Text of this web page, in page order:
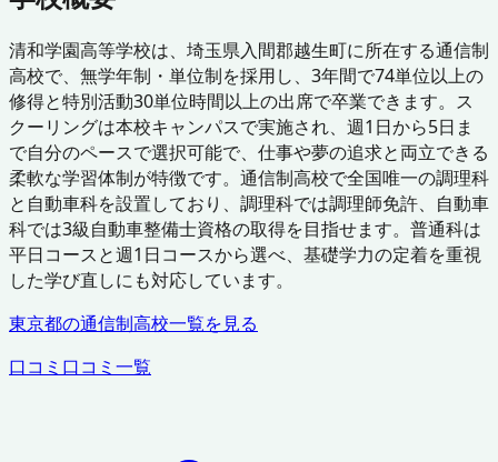
清和学園高等学校は、埼玉県入間郡越生町に所在する通信制
高校で、無学年制・単位制を採用し、3年間で74単位以上の
修得と特別活動30単位時間以上の出席で卒業できます。ス
クーリングは本校キャンパスで実施され、週1日から5日ま
で自分のペースで選択可能で、仕事や夢の追求と両立できる
柔軟な学習体制が特徴です。通信制高校で全国唯一の調理科
と自動車科を設置しており、調理科では調理師免許、自動車
科では3級自動車整備士資格の取得を目指せます。普通科は
平日コースと週1日コースから選べ、基礎学力の定着を重視
した学び直しにも対応しています。
東京都の通信制高校一覧を見る
口コミ 口コミ一覧